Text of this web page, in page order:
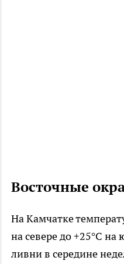
Восточные
На Камчатке
на севере до +25°C
ливни в середине